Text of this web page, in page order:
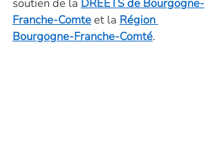
soutien de la DREETS de Bourgogne-
Franche-Comte et la Région
Bourgogne-Franche-Comté.